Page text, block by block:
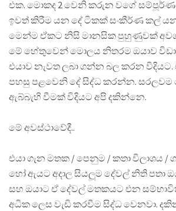
එක. මොකද 2 වෙනි කරුන වගේ
ඉවත් කිරීම යන දේ ටිකක් සංකීර්ණ කල්
මෙන්ම ඒකට නිසි මානසික පුහුණුවක්
මේ හේතුවෙන් මොලය නිතරම ඔයාව
එයාව නැවත ලබා ගන්න බල කරන
පහසු පළවෙනි දේ සිද්ධ කරන්න. සරලවම
ඇබ්බැහි වීමක් විදියට අපි දකින්නෙ.
මේ අවස්ථාවේදී..
එයා ගැන මතක / පෙනුම / කතා විලාශය
හෝ ඇයට අදාල සියලූම දේවල් නිති පතා
සහ ඔයාට ඒ දේවල් මතකයට එන
අධික ලෙස වැඩි කරවීම සිද්ධ වෙනවා.